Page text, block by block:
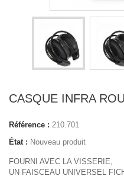
CASQUE INFRA
Référence : 210.701
État : Nouveau produit
FOURNI AVEC LA VISSERIE,
UN FAISCEAU UNIVERSEL